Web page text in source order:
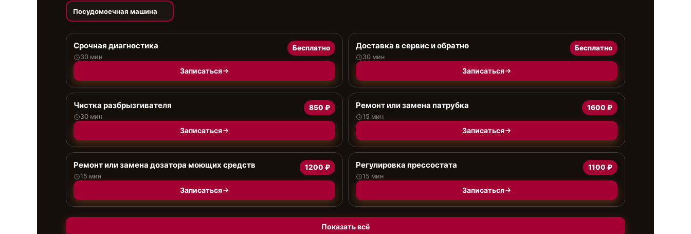
Посудомоечная машина
Срочная диагностика
30 мин
Бесплатно
Записаться
Доставка в сервис и обратно
30 мин
Бесплатно
Записаться
Чистка разбрызгивателя
30 мин
850 ₽
Записаться
Ремонт или замена патрубка
15 мин
1600 ₽
Записаться
Ремонт или замена дозатора моющих средств
15 мин
1200 ₽
Записаться
Регулировка прессостата
15 мин
1100 ₽
Записаться
Показать всё